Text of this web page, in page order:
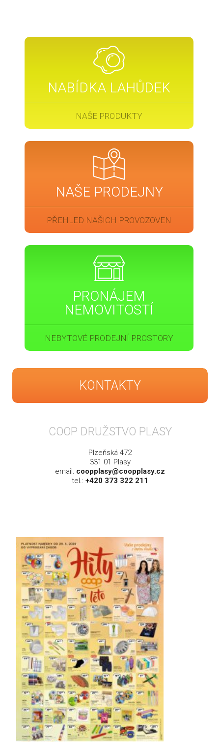
NABÍDKA LAHŮDEK
NAŠE PRODUKTY
NAŠE PRODEJNY
PŘEHLED NAŠICH PROVOZOVEN
PRONÁJEM
NEMOVITOSTÍ
NEBYTOVÉ PRODEJNÍ PROSTORY
KONTAKTY
COOP DRUŽSTVO PLASY
Plzeňská 472
331 01 Plasy
email: coopplasy@coopplasy.cz
tel.: +420 373 322 211